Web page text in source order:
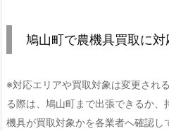
鳩山町で農機具買取に
※対応エリアや買取対象は変更され
る際は、鳩山町まで出張できるか
機具が買取対象かを各業者へ確認し